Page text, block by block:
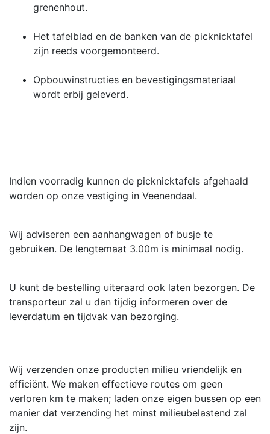
grenenhout.
Het tafelblad en de banken van de picknicktafel
zijn reeds voorgemonteerd.
Opbouwinstructies en bevestigingsmateriaal
wordt erbij geleverd.
Indien voorradig kunnen de picknicktafels afgehaald
worden op onze vestiging in Veenendaal.
Wij adviseren een aanhangwagen of busje te
gebruiken. De lengtemaat 3.00m is minimaal nodig.
U kunt de bestelling uiteraard ook laten bezorgen. De
transporteur zal u dan tijdig informeren over de
leverdatum en tijdvak van bezorging.
Wij verzenden onze producten milieu vriendelijk en
efficiënt. We maken effectieve routes om geen
verloren km te maken; laden onze eigen bussen op een
manier dat verzending het minst milieubelastend zal
zijn.